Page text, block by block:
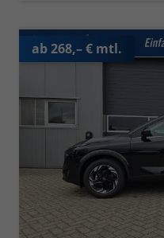
ab 268,– € mtl.